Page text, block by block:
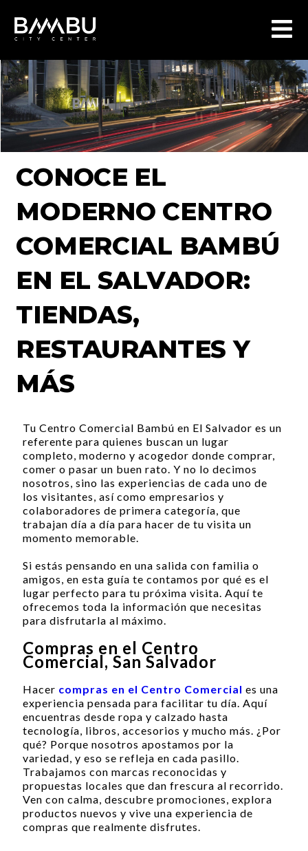
CONOCE EL
MODERNO CENTRO
COMERCIAL BAMBÚ
EN EL SALVADOR:
TIENDAS,
RESTAURANTES Y
MÁS
Tu Centro Comercial Bambú en El Salvador es un
referente para quienes buscan un lugar
completo, moderno y acogedor donde comprar,
comer o pasar un buen rato. Y no lo decimos
nosotros, sino las experiencias de cada uno de
los visitantes, así como empresarios y
colaboradores de primera categoría, que
trabajan día a día para hacer de tu visita un
momento memorable.
Si estás pensando en una salida con familia o
amigos, en esta guía te contamos por qué es el
lugar perfecto para tu próxima visita. Aquí te
ofrecemos toda la información que necesitas
para disfrutarla al máximo.
Compras en el Centro
Comercial, San Salvador
Hacer compras en el Centro Comercial es una
experiencia pensada para facilitar tu día. Aquí
encuentras desde ropa y calzado hasta
tecnología, libros, accesorios y mucho más. ¿Por
qué? Porque nosotros apostamos por la
variedad, y eso se refleja en cada pasillo.
Trabajamos con marcas reconocidas y
propuestas locales que dan frescura al recorrido.
Ven con calma, descubre promociones, explora
productos nuevos y vive una experiencia de
compras que realmente disfrutes.